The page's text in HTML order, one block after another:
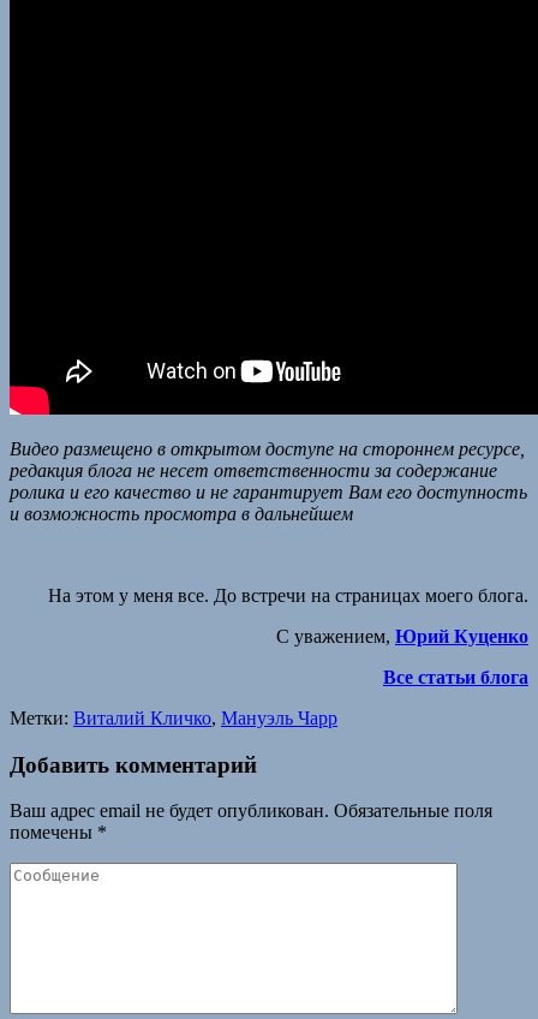
Видео размещено в открытом доступе на стороннем ресурсе,
редакция блога не несет ответственности за содержание
ролика и его качество и не гарантирует Вам его доступность
и возможность просмотра в дальнейшем
На этом у меня все. До встречи на страницах моего блога.
С уважением, Юрий Куценко
Все статьи блога
Метки: Виталий Кличко, Мануэль Чарр
Добавить комментарий
Ваш адрес email не будет опубликован. Обязательные поля
помечены *